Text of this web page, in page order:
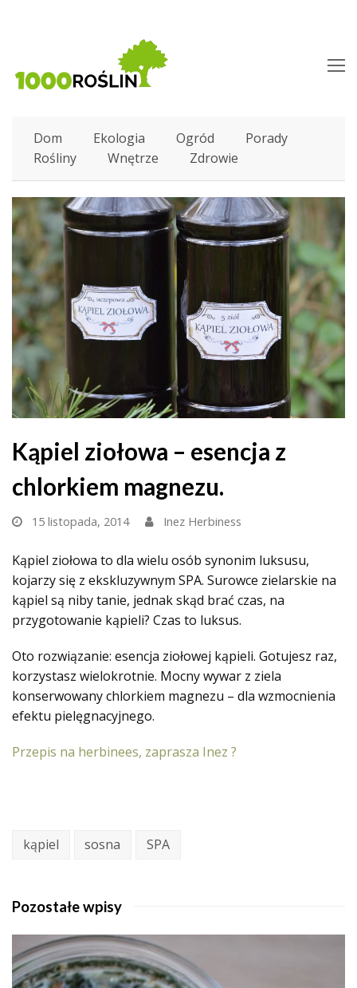
Dom Ekologia Ogród
Porady
Rośliny
Wnętrze Zdrowie
Kąpiel ziołowa – esencja z
chlorkiem magnezu.
15 listopada, 2014 Inez Herbiness
Kąpiel ziołowa to dla wielu osób synonim luksusu,
kojarzy się z ekskluzywnym SPA. Surowce zielarskie na
kąpiel są niby tanie, jednak skąd brać czas, na
przygotowanie kąpieli? Czas to luksus.
Oto rozwiązanie: esencja ziołowej kąpieli. Gotujesz raz,
korzystasz wielokrotnie. Mocny wywar z ziela
konserwowany chlorkiem magnezu – dla wzmocnienia
efektu pielęgnacyjnego.
Przepis na herbinees, zaprasza Inez ?
kąpiel sosna SPA
Pozostałe wpisy